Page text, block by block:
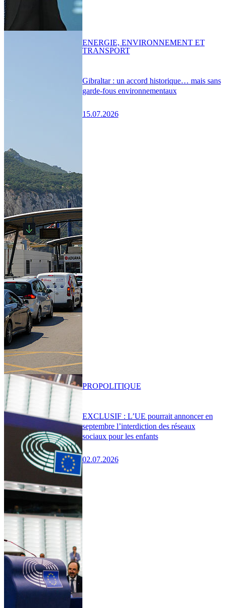
Gibraltar : un accord historique… mais sans
garde-fous environnementaux
15.07.2026
ENERGIE, ENVIRONNEMENT ET
TRANSPORT
EXCLUSIF : L’UE pourrait annoncer en
septembre l’interdiction des réseaux
sociaux pour les enfants
02.07.2026
PROPOLITIQUE